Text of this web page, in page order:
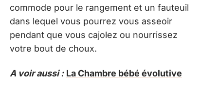
commode pour le rangement et un fauteuil
dans lequel vous pourrez vous asseoir
pendant que vous cajolez ou nourrissez
votre bout de choux.
A voir aussi : La Chambre bébé évolutive